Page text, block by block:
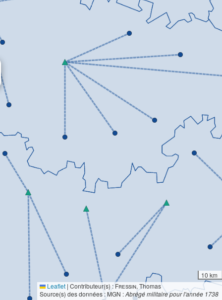
10 km
Leaflet | Contributeur(s) : Fressin, Thomas
Source(s) des données : MGN :Abrégé militaire pour l'année 1738